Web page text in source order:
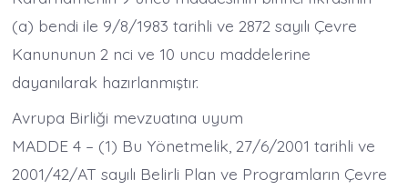
(a) bendi ile 9/8/1983 tarihli ve 2872 sayılı Çevre
Kanununun 2 nci ve 10 uncu maddelerine
dayanılarak hazırlanmıştır.
Avrupa Birliği mevzuatına uyum
MADDE 4 – (1) Bu Yönetmelik, 27/6/2001 tarihli ve
2001/42/AT sayılı Belirli Plan ve Programların Çevre